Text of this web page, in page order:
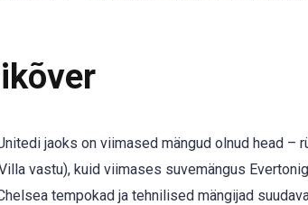
jaoks on viimased mängud olnud head
vastu), kuid viimases suvemängus
tempokad ja tehnilised mängijad